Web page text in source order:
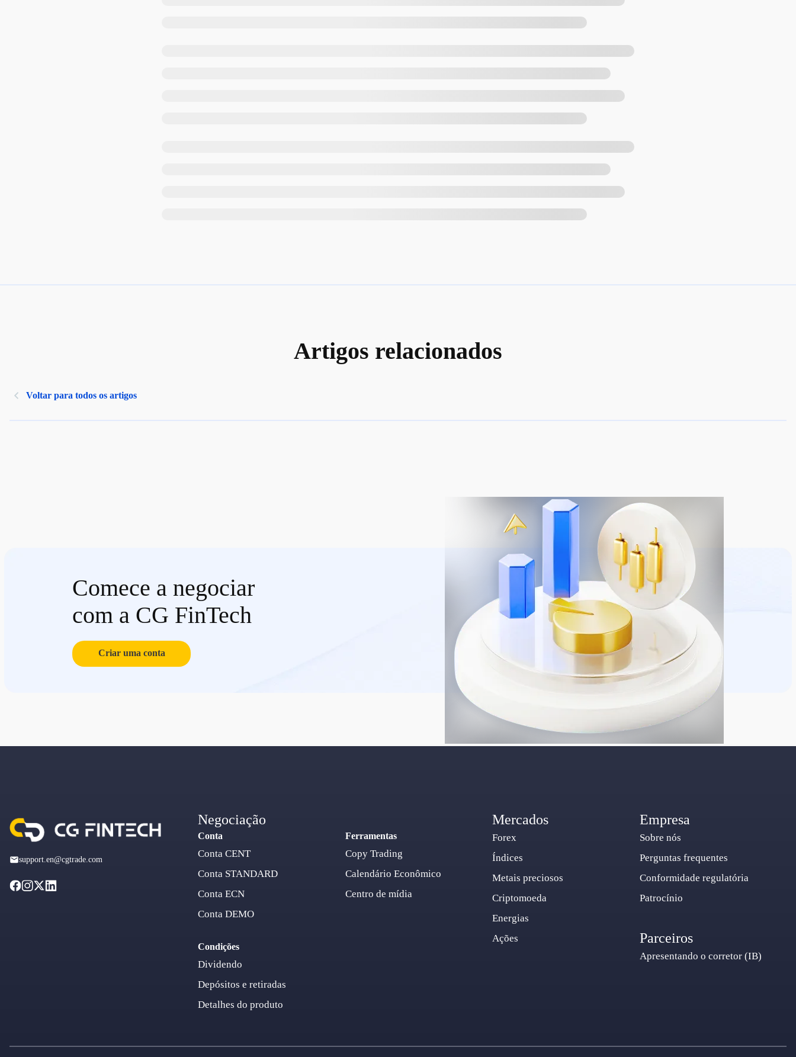
Artigos relacionados
Voltar para todos os artigos
Comece a negociar
com a CG FinTech
Criar uma conta
support.en@cgtrade.com
Negociação
Conta
Conta CENT
Conta STANDARD
Conta ECN
Conta DEMO
Condições
Dividendo
Depósitos e retiradas
Detalhes do produto
Ferramentas
Copy Trading
Calendário Econômico
Centro de mídia
Mercados
Forex
Índices
Metais preciosos
Criptomoeda
Energias
Ações
Empresa
Sobre nós
Perguntas frequentes
Conformidade regulatória
Patrocínio
Parceiros
Apresentando o corretor (IB)